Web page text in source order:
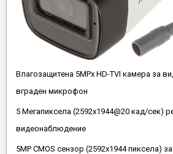
Влагозащитена 5MPx HD-TVI камера за
вграден микрофон
5 Мегапиксела (2592х1944@20 кад/сек)
видеонаблюдение
5MP CMOS сензор (2592x1944 пиксела)